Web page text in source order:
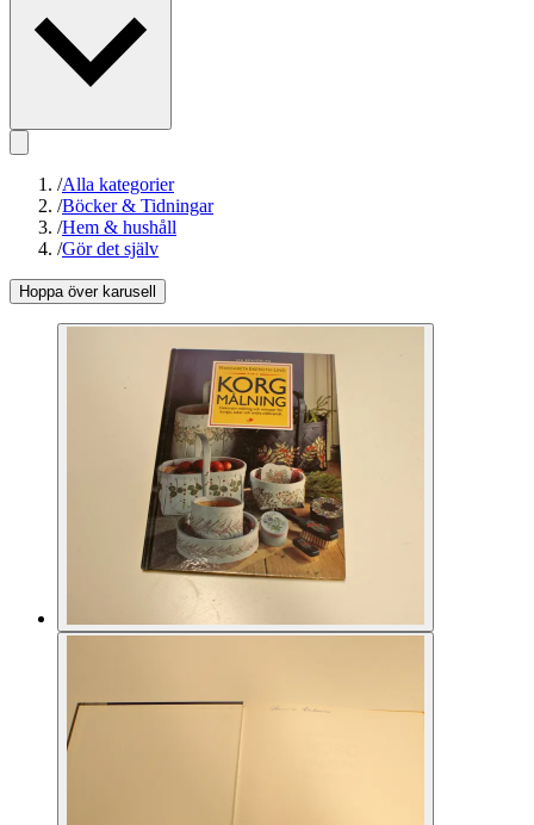
/Alla kategorier
/Böcker & Tidningar
/Hem & hushåll
/Gör det själv
Hoppa över karusell